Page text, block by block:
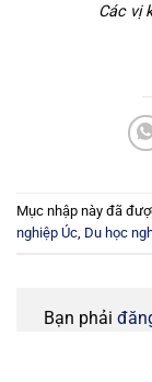
Các vị
Mục nhập này đã
nghiệp Úc, Du học
Bạn phải